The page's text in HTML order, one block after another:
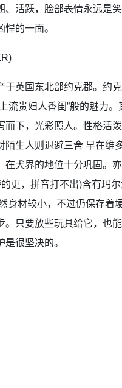
、活跃，脸部表情永远是
的一面。
英国东北部约克郡。约克
流贵妇人香闺”般的魅力
而下，光彩照人。性格活
陌生人则退避三舍 早在维
在犬界的地位十分巩固。
更，拼音打不出)含有玛
身材较小，不过仍保存着
。只要放些玩具给它，也
很坚决的。